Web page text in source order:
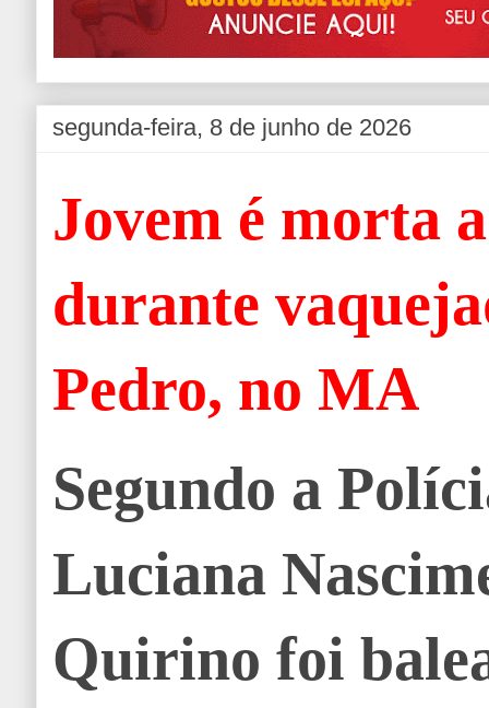
segunda-feira, 8 de junho de 2026
Jovem é morta
durante
Pedro, no MA
Segundo a
Luciana
Quirino foi